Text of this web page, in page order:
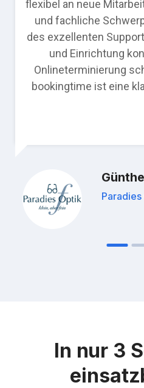
flexibel an neue
und fachliche
des exzellenten
und Einrichtung
Onlineterminierung
bookingtime ist eine
In nur 3